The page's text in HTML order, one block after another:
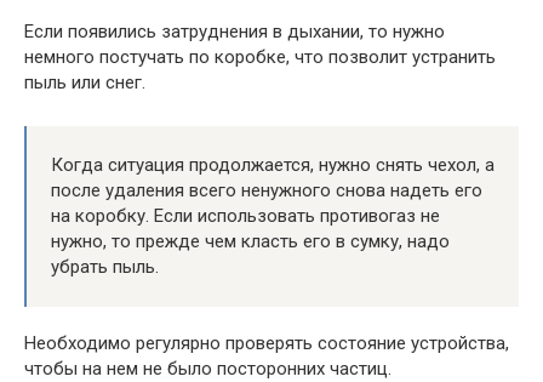
Если появились затруднения в дыхании, то нужно
немного постучать по коробке, что позволит устранить
пыль или снег.
Когда ситуация продолжается, нужно снять чехол, а
после удаления всего ненужного снова надеть его
на коробку. Если использовать противогаз не
нужно, то прежде чем класть его в сумку, надо
убрать пыль.
Необходимо регулярно проверять состояние устройства,
чтобы на нем не было посторонних частиц.